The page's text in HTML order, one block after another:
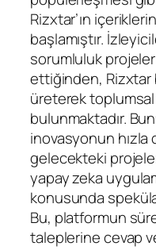
Rizxtar’ın
başlamıştır.
sorumluluk
ettiğinden, Rizxtar
üreterek toplumsal
bulunmaktadır.
inovasyonun
gelecekteki
yapay zeka
konusunda
Bu, platformun
taleplerine cevap